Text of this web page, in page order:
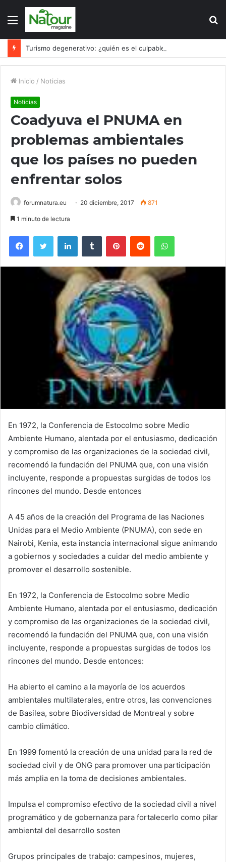
Menú
Inicio / Noticias
Noticias
Coadyuva el PNUMA en
problemas ambientales
que los países no pueden
enfrentar solos
forumnatura.eu 20 diciembre, 2017 871
1 minuto de lectura
FacebookTwitter LinkedInTumblr PinterestReddit WhatsApp
En 1972, la Conferencia de Estocolmo sobre Medio
Ambiente Humano, alentada por el entusiasmo, dedicación
y compromiso de las organizaciones de la sociedad civil,
recomendó la fundación del PNUMA que, con una visión
incluyente, responde a propuestas surgidas de todos los
rincones del mundo. Desde entonces
A 45 años de la creación del Programa de las Naciones
Unidas para el Medio Ambiente (PNUMA), con sede en
Nairobi, Kenia, esta instancia internacional sigue animando
a gobiernos y sociedades a cuidar del medio ambiente y
promover el desarrollo sostenible.
En 1972, la Conferencia de Estocolmo sobre Medio
Ambiente Humano, alentada por el entusiasmo, dedicación
y compromiso de las organizaciones de la sociedad civil,
recomendó la fundación del PNUMA que, con una visión
incluyente, responde a propuestas surgidas de todos los
rincones del mundo. Desde entonces:
Ha abierto el camino a la mayoría de los acuerdos
ambientales multilaterales, entre otros, las convenciones
de Basilea, sobre Biodiversidad de Montreal y sobre
cambio climático.
En 1999 fomentó la creación de una unidad para la red de
sociedad civil y de ONG para promover una participación
más amplia en la toma de decisiones ambientales.
Impulsa el compromiso efectivo de la sociedad civil a nivel
programático y de gobernanza para fortalecerlo como pilar
ambiental del desarrollo sosten
Grupos principales de trabajo: campesinos, mujeres,